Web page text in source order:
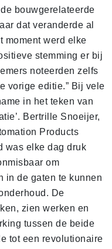
bouwgerelateerde
dat veranderde al
moment werd elke
stemming er bij
noteerden zelfs
vorige editie.” Bij vele
in het teken van
Bertrille Snoeijer,
Products
was elke dag druk
om
in de gaten te kunnen
De
zien werken en
tussen de beide
tot een revolutionaire